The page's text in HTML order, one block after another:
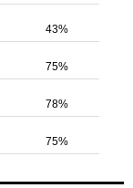
43%
75%
78%
75%